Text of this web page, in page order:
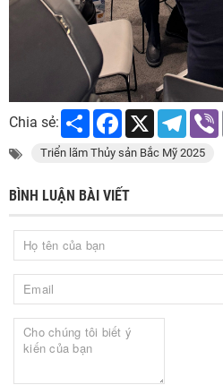
Chia sẻ: Share Facebook
X
Triển lãm Thủy sản Bắc Mỹ 2025
BÌNH LUẬN BÀI VIẾT